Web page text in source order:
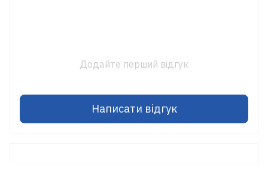
Додайте перший відгук
Написати відгук